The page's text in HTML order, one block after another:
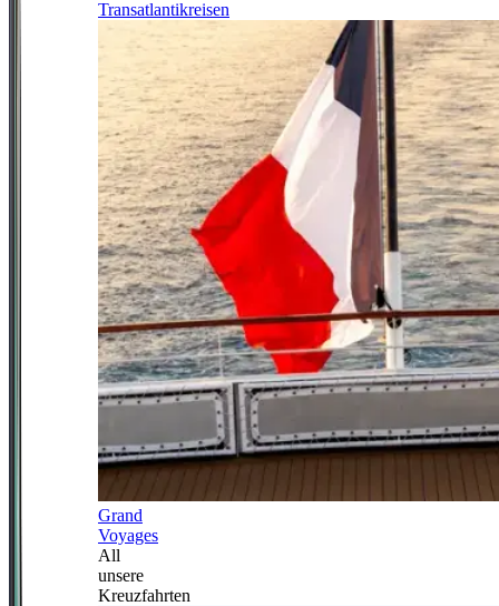
Transatlantikreisen
Grand
Voyages
All
unsere
Kreuzfahrten